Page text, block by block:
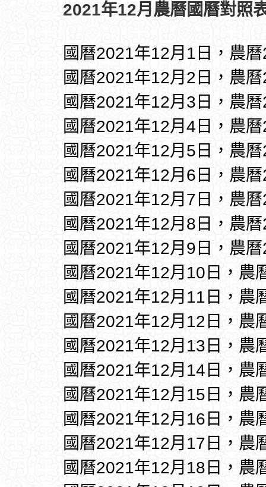
2021年12月農曆國曆對照
國曆2021年12月1日，農
國曆2021年12月2日，農
國曆2021年12月3日，農
國曆2021年12月4日，農
國曆2021年12月5日，農
國曆2021年12月6日，農
國曆2021年12月7日，農
國曆2021年12月8日，農
國曆2021年12月9日，農
國曆2021年12月10日，農
國曆2021年12月11日，農
國曆2021年12月12日，農
國曆2021年12月13日，農
國曆2021年12月14日，農
國曆2021年12月15日，農
國曆2021年12月16日，農
國曆2021年12月17日，農
國曆2021年12月18日，農